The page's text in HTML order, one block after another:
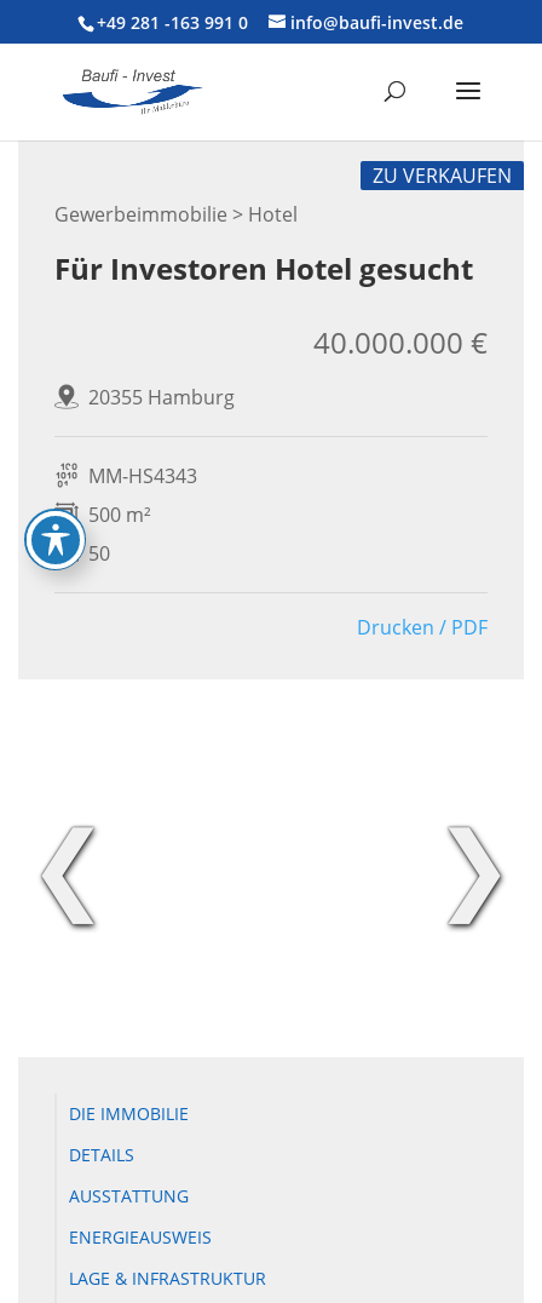
+49 281 -163 991 0 info@baufi-invest.de
Gewerbeimmobilie > Hotel
ZU VERKAUFEN
Für Investoren Hotel gesucht
20355 Hamburg
40.000.000 €
MM-HS4343
500 m²
50
Drucken / PDF
❮ ❯
DIE IMMOBILIE
DETAILS
AUSSTATTUNG
ENERGIEAUSWEIS
LAGE & INFRASTRUKTUR